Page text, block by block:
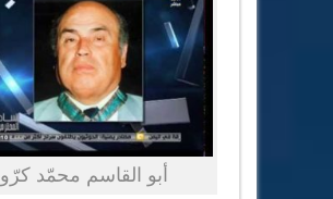
أبو القاسم محمّد كرّو